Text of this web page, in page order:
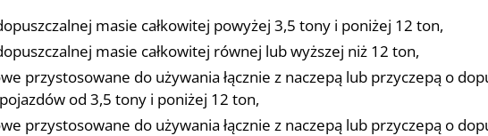
masie całkowitej powyżej 3,5 tony i poniżej 12 ton,
masie całkowitej równej lub wyższej niż 12 ton,
przystosowane do używania łącznie z naczepą lub przyczepą o
od 3,5 tony i poniżej 12 ton,
przystosowane do używania łącznie z naczepą lub przyczepą o